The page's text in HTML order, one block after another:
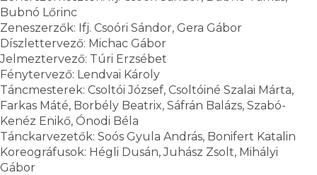
Bubnó Lőrinc
Zeneszerzők: Ifj. Csoóri Sándor, Gera Gábor
Díszlettervező: Michac Gábor
Jelmeztervező: Túri Erzsébet
Fénytervező: Lendvai Károly
Táncmesterek: Csoltói József, Csoltóiné Szalai Márta,
Farkas Máté, Borbély Beatrix, Sáfrán Balázs, Szabó-
Kenéz Enikő, Ónodi Béla
Tánckarvezetők: Soós Gyula András, Bonifert Katalin
Koreográfusok: Hégli Dusán, Juhász Zsolt, Mihályi
Gábor